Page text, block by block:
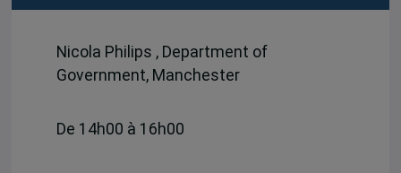
Nicola Philips , Department of
Government, Manchester
De 14h00 à 16h00